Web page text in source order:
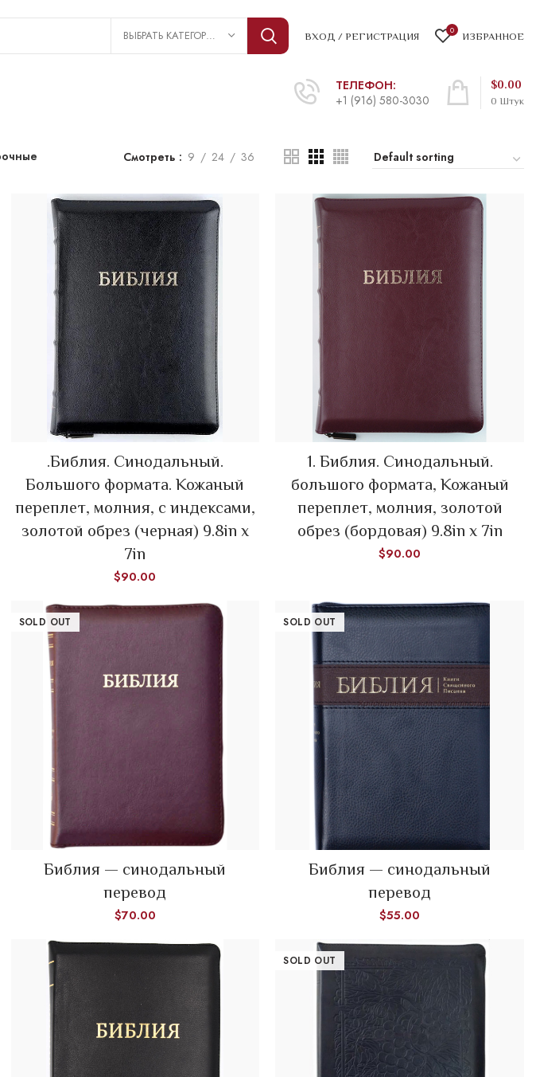
ВЫБРАТЬ КАТЕГОРИЮ ВХОД / РЕГИСТРАЦИЯ 0 ИЗБРАННОЕ
ТЕЛЕФОН:
+1 (916) 580-3030
0 Штук
$0.00
Смотреть 9 24 36
ADD TO CART
.Библия. Синодальный.
Большого формата. Кожаный
переплет, молния, с индексами,
золотой обрез (черная) 9.8in х
7in
$90.00
ADD TO CART
1. Библия. Синодальный.
большого формата, Кожаный
переплет, молния, золотой
обрез (бордовая) 9.8in x 7in
$90.00
SOLD OUT
READ MORE
Библия — синодальный
перевод
$70.00
SOLD OUT
READ MORE
Библия — синодальный
перевод
$55.00
SOLD OUT